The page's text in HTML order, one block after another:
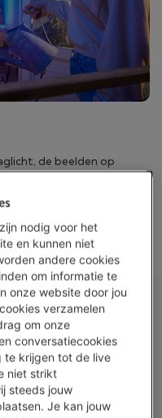
de beelden op
bewegingen
die de beelden verwerkt
geniet je ook een
nodig voor het
en kunnen niet
andere cookies
om informatie te
onze website door jou
verzamelen
om onze
conversatiecookies
te krijgen tot de live
niet strikt
steeds jouw
Je kan jouw